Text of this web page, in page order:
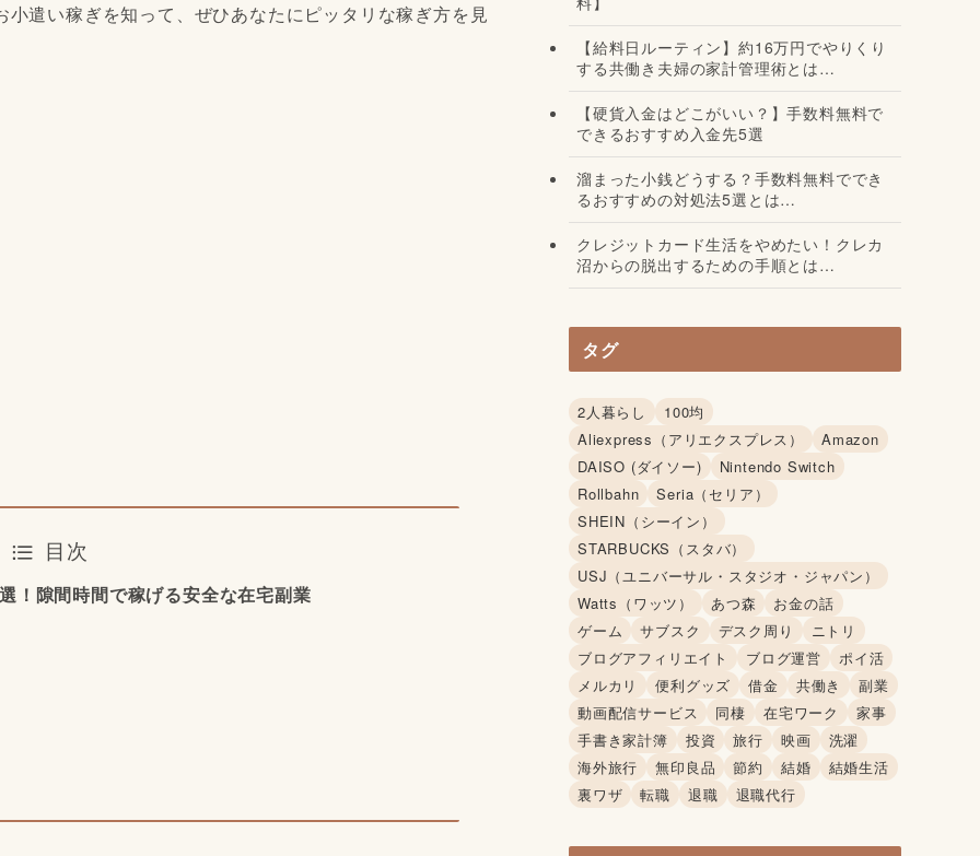
遣い稼ぎを知って、ぜひあなたにピッタリな稼ぎ方を見
目次
！隙間時間で稼げる安全な在宅副業
【給料日ルーティン】約16万円でやりくり
する共働き夫婦の家計管理術とは…
【硬貨入金はどこがいい？】手数料無料で
できるおすすめ入金先5選
溜まった小銭どうする？手数料無料ででき
るおすすめの対処法5選とは…
クレジットカード生活をやめたい！クレカ
沼からの脱出するための手順とは…
タグ
2人暮らし
100均
Aliexpress（アリエクスプレス）
Amazon
DAISO (ダイソー)
Nintendo Switch
Rollbahn
Seria（セリア）
SHEIN（シーイン）
STARBUCKS（スタバ）
USJ（ユニバーサル・スタジオ・ジャパン）
Watts（ワッツ）
あつ森
お金の話
ゲーム
サブスク デスク周り
ニトリ
ブログアフィリエイト
ブログ運営
ポイ活
メルカリ
便利グッズ 借金 共働き
副業
動画配信サービス
同棲 在宅ワーク
家事
手書き家計簿
投資 旅行 映画
洗濯
海外旅行
無印良品 節約 結婚
結婚生活
裏ワザ
転職 退職 退職代行